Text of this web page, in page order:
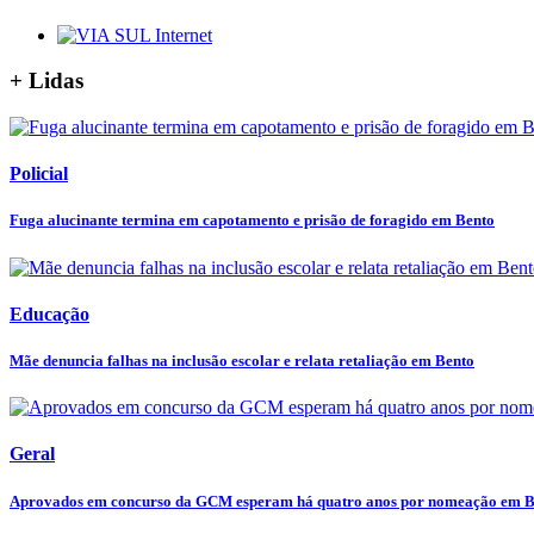
+ Lidas
Policial
Fuga alucinante termina em capotamento e prisão de foragido em Bento
Educação
Mãe denuncia falhas na inclusão escolar e relata retaliação em Bento
Geral
Aprovados em concurso da GCM esperam há quatro anos por nomeação em